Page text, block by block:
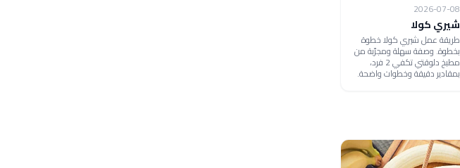
2026-07-08
شيري كولا
طريقة عمل شيري كولا خطوة
بخطوة. وصفة سهلة ومجرّبة من
مطبخ دلوقتي تكفي 2 فرد،
بمقادير دقيقة وخطوات واضحة.